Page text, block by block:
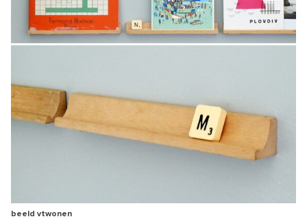
beeld vtwonen